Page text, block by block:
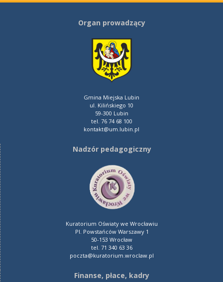
Organ prowadzący
Gmina Miejska Lubin
ul. Kilińskiego 10
59-300 Lubin
tel. 76 74 68 100
kontakt@um.lubin.pl
Nadzór pedagogiczny
Kuratorium Oświaty we Wrocławiu
Pl. Powstańców Warszawy 1
50-153 Wrocław
tel. 71 340 63 36
poczta@kuratorium.wroclaw.pl
Finanse, płace, kadry